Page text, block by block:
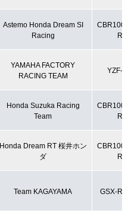
Astemo Honda Dream SI
Racing
R
YAMAHA FACTORY
RACING TEAM
YZF-
Honda Suzuka Racing
Team
R
Honda Dream RT 桜井ホン
ダ
R
Team KAGAYAMA GSX-